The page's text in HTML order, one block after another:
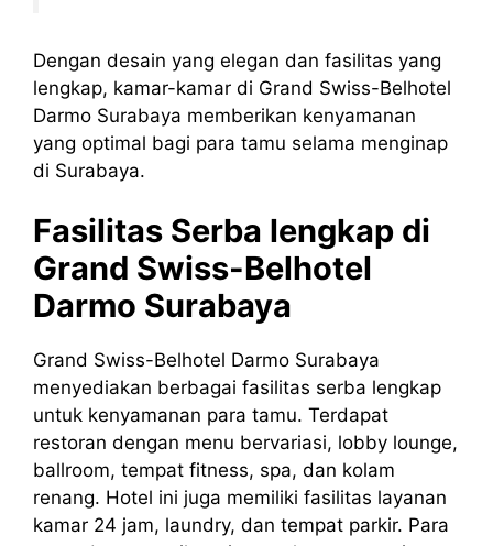
Dengan desain yang elegan dan fasilitas yang
lengkap, kamar-kamar di Grand Swiss-Belhotel
Darmo Surabaya memberikan kenyamanan
yang optimal bagi para tamu selama menginap
di Surabaya.
Fasilitas Serba lengkap di
Grand Swiss-Belhotel
Darmo Surabaya
Grand Swiss-Belhotel Darmo Surabaya
menyediakan berbagai fasilitas serba lengkap
untuk kenyamanan para tamu. Terdapat
restoran dengan menu bervariasi, lobby lounge,
ballroom, tempat fitness, spa, dan kolam
renang. Hotel ini juga memiliki fasilitas layanan
kamar 24 jam, laundry, dan tempat parkir. Para